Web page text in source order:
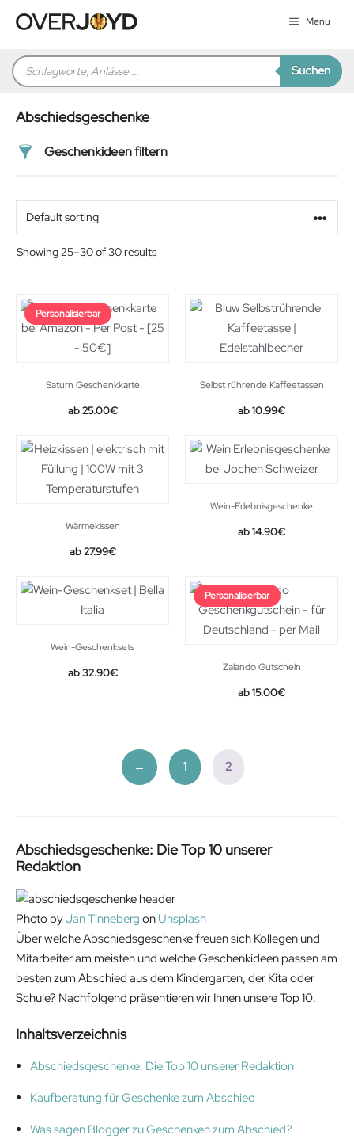
Inhalt
Menu
Products
search Suchen
Abschiedsgeschenke
Geschenkideen filtern
Beziehung
Showing 25–30 of 30 results
Personalisierbar
Saturn Geschenkkarte
25.00€
Selbst rührende Kaffeetassen
10.99€
Wärmekissen
Original
was:
27.99€Current
27.99€.
Wein-Erlebnisgeschenke
14.90€
Wein-Geschenksets
32.90€
Personalisierbar
Zalando Gutschein
15.00€
← 1 2
Abschiedsgeschenke: Die Top 10 unserer
Redaktion
Photo byJan Tinneberg on Unsplash
Über welche Abschiedsgeschenke freuen sich Kollegen und
Mitarbeiter am meisten und welche Geschenkideen passen am
besten zum Abschied aus dem Kindergarten, der Kita oder
Schule? Nachfolgend präsentieren wir Ihnen unsere Top 10.
Inhaltsverzeichnis
Abschiedsgeschenke: Die Top 10 unserer Redaktion
Kaufberatung für Geschenke zum Abschied
Was sagen Blogger zu Geschenken zum Abschied?